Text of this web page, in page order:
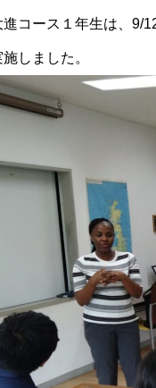
コース１年生は、9/
しました。